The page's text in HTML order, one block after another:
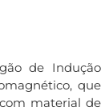
de Indução
que
material de